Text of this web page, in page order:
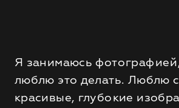
Я занимаюсь
люблю это делать. Люблю
красивые, глубокие